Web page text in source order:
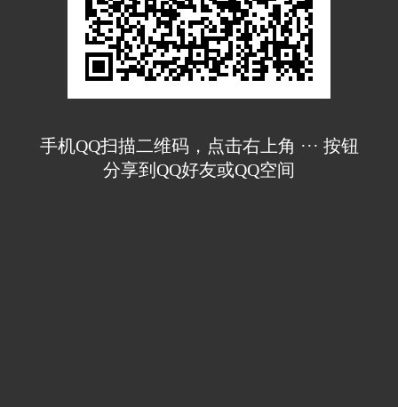
手机QQ扫描二维码，点击右上角 ··· 按钮
分享到QQ好友或QQ空间